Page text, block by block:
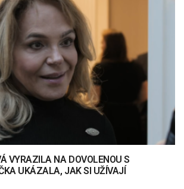
VYRAZILA NA DOVOLENOU S
UKÁZALA, JAK SI UŽÍVAJÍ